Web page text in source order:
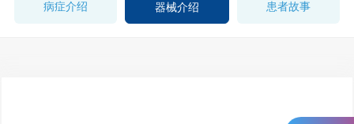
病症介绍 器械介绍 患者故事